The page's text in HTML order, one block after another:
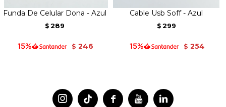
Funda De Celular Dona - Azul
$ 289
$ 246
Cable Usb Soff - Azul
$ 299
$ 254
 
 